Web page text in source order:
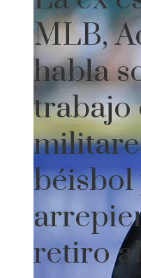
MLB,
habla
trabajo
béisbol
retiro